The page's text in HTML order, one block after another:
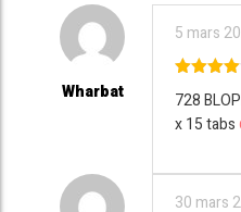
Wharbat
5 mars
5
728
x 15 tabs
30 mars